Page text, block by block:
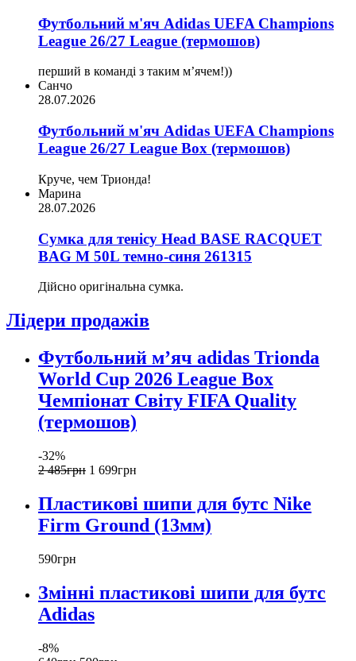
Футбольний м'яч Adidas UEFA Champions
League 26/27 League (термошов)
перший в команді з таким мʼячем!))
Санчо
28.07.2026
Футбольний м'яч Adidas UEFA Champions
League 26/27 League Box (термошов)
Круче, чем Трионда!
Марина
28.07.2026
Сумка для тенісу Head BASE RACQUET
BAG M 50L темно-синя 261315
Дійсно оригінальна сумка.
Лідери продажів
Футбольний м’яч adidas Trionda
World Cup 2026 League Box
Чемпіонат Світу FIFA Quality
(термошов)
-32%
2 485грн 1 699грн
Пластикові шипи для бутс Nike
Firm Ground (13мм)
590грн
Змінні пластикові шипи для бутс
Adidas
-8%